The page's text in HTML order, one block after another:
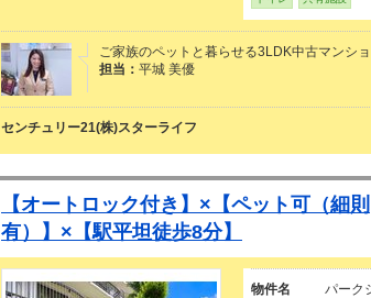
ご家族のペットと暮らせる3LDK中古マンシ
担当： 平城 美優
センチュリー21(株)スターライフ
【オートロック付き】×【ペット可（細則
有）】×【駅平坦徒歩8分】
物件名 パーク